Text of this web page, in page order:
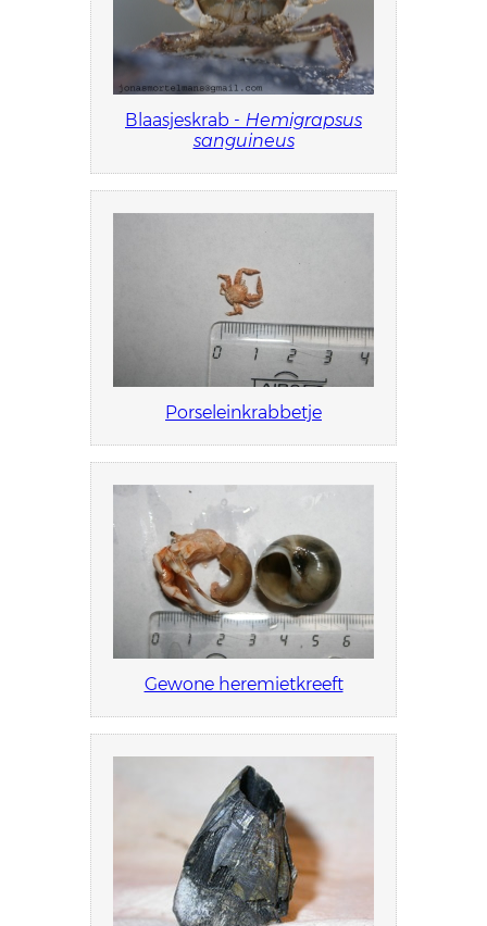
Blaasjeskrab - Hemigrapsus
sanguineus
Porseleinkrabbetje
Gewone heremietkreeft